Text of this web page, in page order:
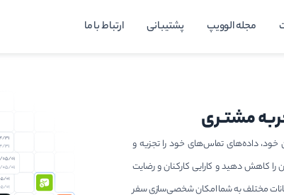
مجله الوویپ پشتیبانی ارتباط با ما
مشتـری
خود، داده‌های تماس‌های خود را تجزیه و
را کاهش دهید و کارایی کارکنان و رضایت
مختلف به شما امکان شخصی‌سازی سفر